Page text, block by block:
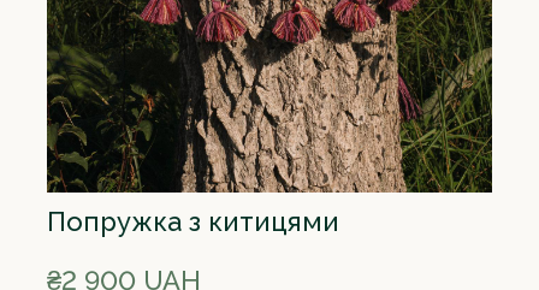
Попружка з китицями
₴2 900 UAH